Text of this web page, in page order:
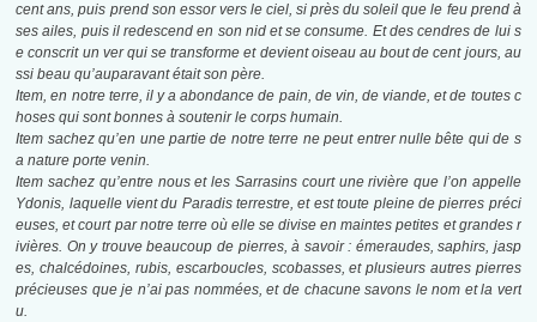
cent ans, puis prend son essor vers le ciel, si près du soleil que le feu prend à
ses ailes, puis il redescend en son nid et se consume. Et des cendres de lui s
e conscrit un ver qui se transforme et devient oiseau au bout de cent jours, au
ssi beau qu’auparavant était son père.
Item, en notre terre, il y a abondance de pain, de vin, de viande, et de toutes c
hoses qui sont bonnes à soutenir le corps humain.
Item sachez qu’en une partie de notre terre ne peut entrer nulle bête qui de s
a nature porte venin.
Item sachez qu’entre nous et les Sarrasins court une rivière que l’on appelle
Ydonis, laquelle vient du Paradis terrestre, et est toute pleine de pierres préci
euses, et court par notre terre où elle se divise en maintes petites et grandes r
ivières. On y trouve beaucoup de pierres, à savoir : émeraudes, saphirs, jasp
es, chalcédoines, rubis, escarboucles, scobasses, et plusieurs autres pierres
précieuses que je n’ai pas nommées, et de chacune savons le nom et la vert
u.